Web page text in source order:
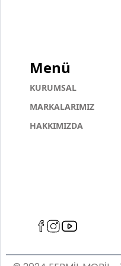
Menü
KURUMSAL
MARKALARIMIZ
HAKKIMIZDA